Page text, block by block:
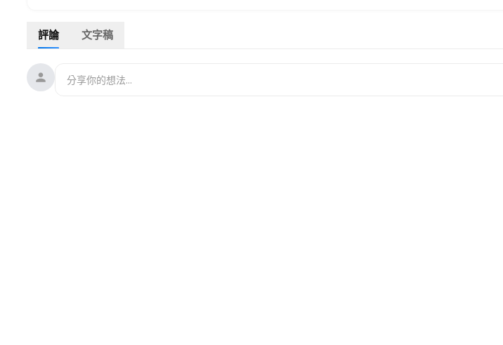
❤️感谢订阅Thanks for subscribing❤️/丸子甜剧社Maruko Sweet Drama Club
订阅优先观看更多好剧：
評論 文字稿